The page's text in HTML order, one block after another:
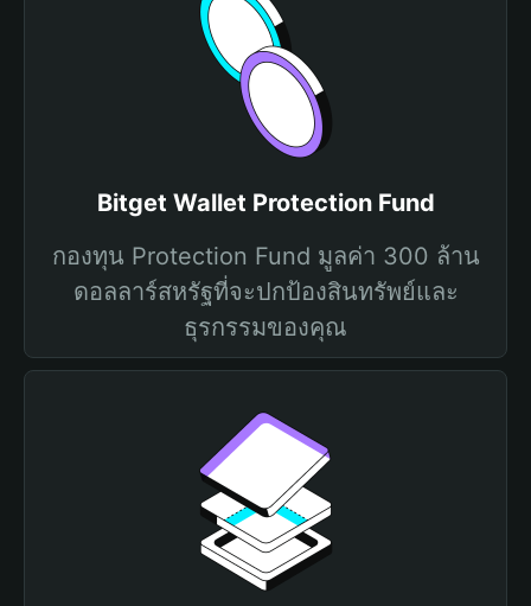
Bitget Wallet Protection Fund
กองทุน Protection Fund มูลค่า 300 ล้าน
ดอลลาร์สหรัฐที่จะปกป้องสินทรัพย์และ
ธุรกรรมของคุณ